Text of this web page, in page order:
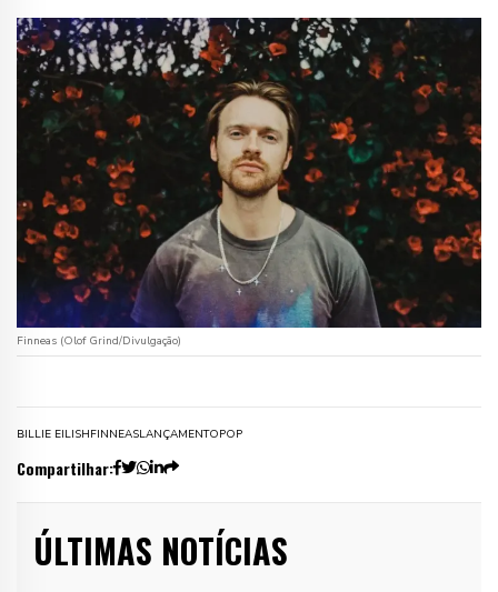
Finneas (Olof Grind/Divulgação)
BILLIE EILISHFINNEASLANÇAMENTOPOP
Compartilhar:
ÚLTIMAS NOTÍCIAS